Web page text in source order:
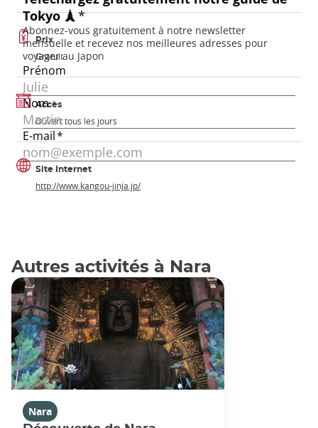
Prix
Gratuit
Accès
Ouvert tous les jours
Site Internet
http://www.kangou-jinja.jp/
Autres activités à Nara
Nara